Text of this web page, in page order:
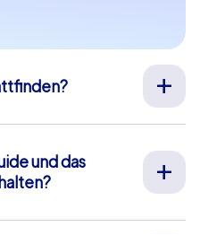
für Sie an Ihrem
Jahr. Wenn Sie erfahren
noch verfügbar ist,
Angebot an.
Sie frei zwischen 9-
und das
als auch die